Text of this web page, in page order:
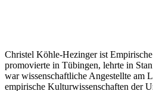
Christel Köhle-Hezinger ist
promovierte in Tübingen, lehrte in
war wissenschaftliche Angestellte am
empirische Kulturwissenschaften der